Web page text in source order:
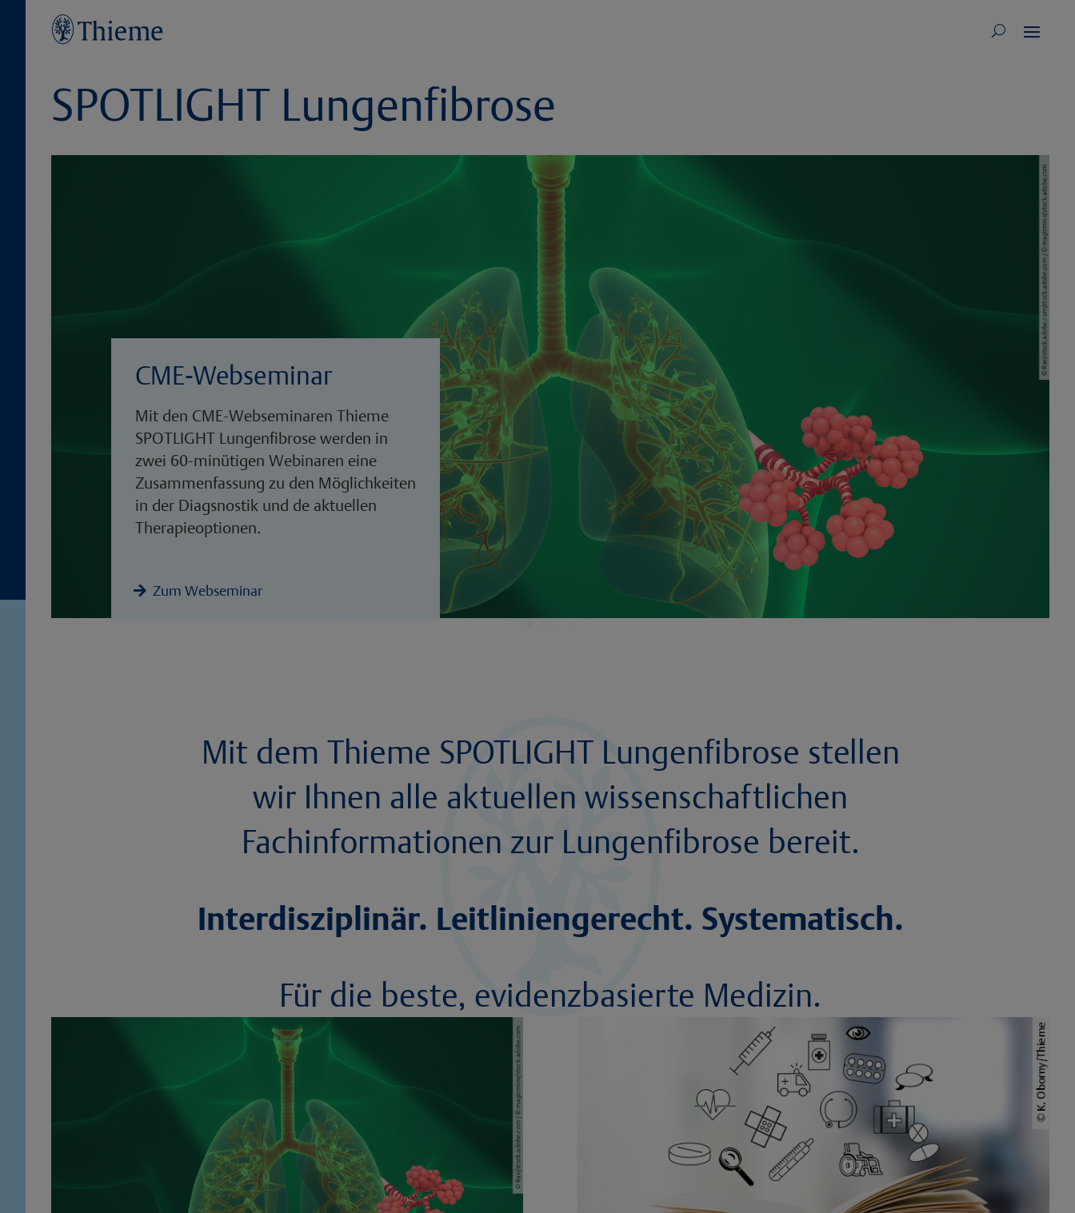
SPOTLIGHT Lungenfibrose
CME-Webseminar
Mit den CME-Webseminaren Thieme
SPOTLIGHT Lungenfibrose werden in
zwei 60-minütigen Webinaren eine
Zusammenfassung zu den Möglichkeiten
in der Diagsnostik und de aktuellen
Therapieoptionen.
Zum Webseminar
Mit dem Thieme SPOTLIGHT Lungenfibrose stellen
wir Ihnen alle aktuellen wissenschaftlichen
Fachinformationen zur Lungenfibrose bereit.
Interdisziplinär. Leitliniengerecht. Systematisch.
Für die beste, evidenzbasierte Medizin.